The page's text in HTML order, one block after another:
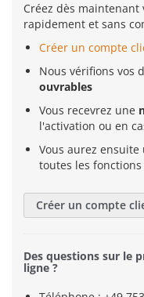
Créez dès
rapidement et sans
Créer un compte
Nous vérifions vos
ouvrables
Vous recevrez une
l'activation ou en
Vous aurez ensuite
toutes les
Créer un compte
Des questions sur le
ligne ?